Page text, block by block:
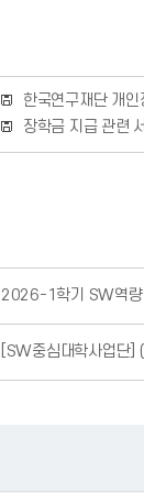
한국연구재단 개
장학금 지급 관련
2026-1학기 SW역량
[SW중심대학사업단